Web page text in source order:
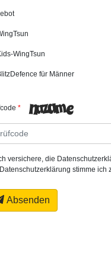
WingTsun
für Männer
versichere, die
stimme ich
Absenden